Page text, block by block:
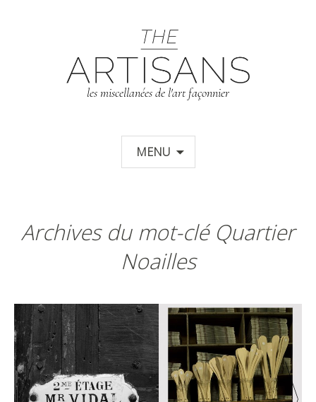
les miscellanées de l'art façonnier
MENU
Archives du mot-clé Quartier
Noailles